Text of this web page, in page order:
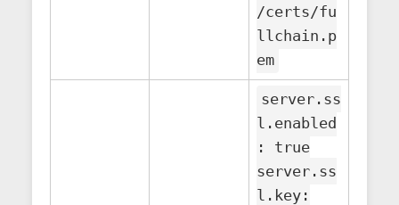
/certs/fu
llchain.p
em
server.ss
l.enabled
: true
server.ss
l.key: